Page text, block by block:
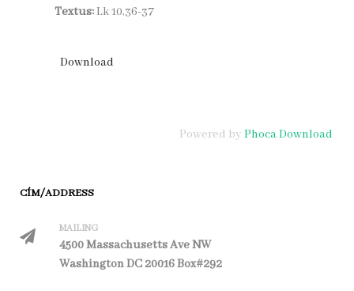
Textus:Lk 10,36-37
Powered by Phoca Download
CÍM/ADDRESS
MAILING
4500 Massachusetts Ave NW
Washington DC 20016 Box#292